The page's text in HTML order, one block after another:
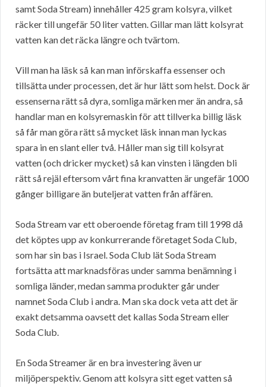
samt Soda Stream) innehåller 425 gram kolsyra, vilket
räcker till ungefär 50 liter vatten. Gillar man lätt kolsyrat
vatten kan det räcka längre och tvärtom.
Vill man ha läsk så kan man införskaffa essenser och
tillsätta under processen, det är hur lätt som helst. Dock är
essenserna rätt så dyra, somliga märken mer än andra, så
handlar man en kolsyremaskin för att tillverka billig läsk
så får man göra rätt så mycket läsk innan man lyckas
spara in en slant eller två. Håller man sig till kolsyrat
vatten (och dricker mycket) så kan vinsten i längden bli
rätt så rejäl eftersom vårt fina kranvatten är ungefär 1000
gånger billigare än buteljerat vatten från affären.
Soda Stream var ett oberoende företag fram till 1998 då
det köptes upp av konkurrerande företaget Soda Club,
som har sin bas i Israel. Soda Club lät Soda Stream
fortsätta att marknadsföras under samma benämning i
somliga länder, medan samma produkter går under
namnet Soda Club i andra. Man ska dock veta att det är
exakt detsamma oavsett det kallas Soda Stream eller
Soda Club.
En Soda Streamer är en bra investering även ur
miljöperspektiv. Genom att kolsyra sitt eget vatten så